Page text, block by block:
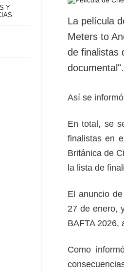
Sociedad y Cultura
Desastres y emergencias
Y
La película
Meters to
de finalistas
documental".
Así se
En total, se
finalistas en
Británica de
la lista de
El anuncio
27 de enero,
BAFTA 2026,
Como